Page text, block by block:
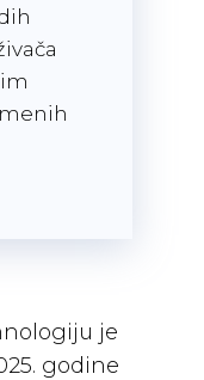
je
godine